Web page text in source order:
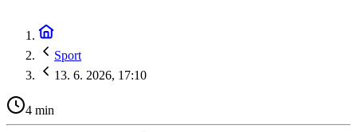
Sport
13. 6. 2026, 17:10
4 min